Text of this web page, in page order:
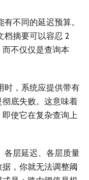
不同的延迟预算。
档摘要可以容忍 2
不仅仅是查询本
时，系统应提供带有
底失败。这意味着
使它在复杂查询上
各层延迟、各层质量
，你就无法调整阈